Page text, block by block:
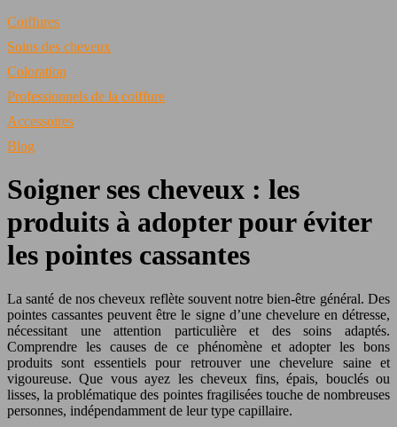
Coiffures
Soins des cheveux
Coloration
Professionnels de la coiffure
Accessoires
Blog
Soigner ses cheveux : les
produits à adopter pour éviter
les pointes cassantes
La santé de nos cheveux reflète souvent notre bien-être général. Des
pointes cassantes peuvent être le signe d’une chevelure en détresse,
nécessitant une attention particulière et des soins adaptés.
Comprendre les causes de ce phénomène et adopter les bons
produits sont essentiels pour retrouver une chevelure saine et
vigoureuse. Que vous ayez les cheveux fins, épais, bouclés ou
lisses, la problématique des pointes fragilisées touche de nombreuses
personnes, indépendamment de leur type capillaire.